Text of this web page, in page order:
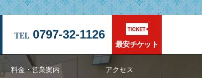
最安チケット
0797-32-1126
料金・営業案内 アクセス